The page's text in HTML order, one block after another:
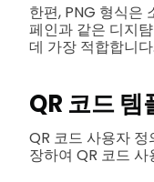
한편, PNG 형식은
페인과 같은 디지
데 가장 적합합니다.
QR 코드
QR 코드 사용자
장하여 QR 코드